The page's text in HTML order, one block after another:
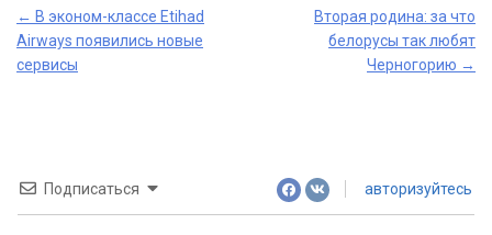
Post
navigation
← В эконом-классе Etihad
Airways появились новые
сервисы
Вторая родина: за что
белорусы так любят
Черногорию →
Подписаться авторизуйтесь